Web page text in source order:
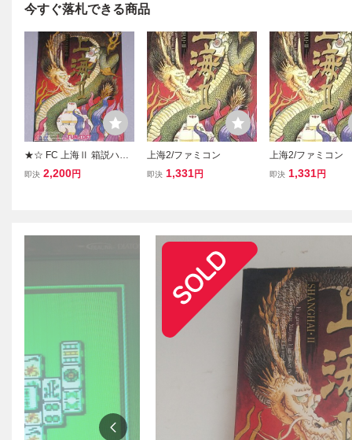
今すぐ落札できる商品
★☆ FC 上海Ⅱ 箱説ハガ
キ付 SHANGHAI 2 SUNS
即決 2,200円
上海2/ファミコン
即決 1,331円
上海2/ファミコン
即決 1,331円